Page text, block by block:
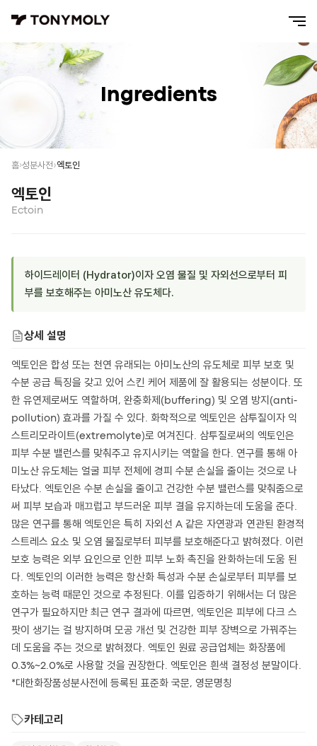
Ingredients
홈 성분사전 엑토인
엑토인
Ectoin
하이드레이터 (Hydrator)이자 오염 물질 및 자외선으로부터 피
부를 보호해주는 아미노산 유도체다.
상세 설명
엑토인은 합성 또는 천연 유래되는 아미노산의 유도체로 피부 보호 및
수분 공급 특징을 갖고 있어 스킨 케어 제품에 잘 활용되는 성분이다. 또
한 유연제로써도 역할하며, 완충화제(buffering) 및 오염 방지(anti-
pollution) 효과를 가질 수 있다. 화학적으로 엑토인은 삼투질이자 익
스트리모라이트(extremolyte)로 여겨진다. 삼투질로써의 엑토인은
피부 수분 밸런스를 맞춰주고 유지시키는 역할을 한다. 연구를 통해 아
미노산 유도체는 얼굴 피부 전체에 경피 수분 손실을 줄이는 것으로 나
타났다. 엑토인은 수분 손실을 줄이고 건강한 수분 밸런스를 맞춰줌으로
써 피부 보습과 매끄럽고 부드러운 피부 결을 유지하는데 도움을 준다.
많은 연구를 통해 엑토인은 특히 자외선 A 같은 자연광과 연관된 환경적
스트레스 요소 및 오염 물질로부터 피부를 보호해준다고 밝혀졌다. 이런
보호 능력은 외부 요인으로 인한 피부 노화 촉진을 완화하는데 도움 된
다. 엑토인의 이러한 능력은 항산화 특성과 수분 손실로부터 피부를 보
호하는 능력 때문인 것으로 추정된다. 이를 입증하기 위해서는 더 많은
연구가 필요하지만 최근 연구 결과에 따르면, 엑토인은 피부에 다크 스
팟이 생기는 걸 방지하며 모공 개선 및 건강한 피부 장벽으로 가꿔주는
데 도움을 주는 것으로 밝혀졌다. 엑토인 원료 공급업체는 화장품에
0.3%~2.0%로 사용할 것을 권장한다. 엑토인은 흰색 결정성 분말이다.
*대한화장품성분사전에 등록된 표준화 국문, 영문명칭
카테고리